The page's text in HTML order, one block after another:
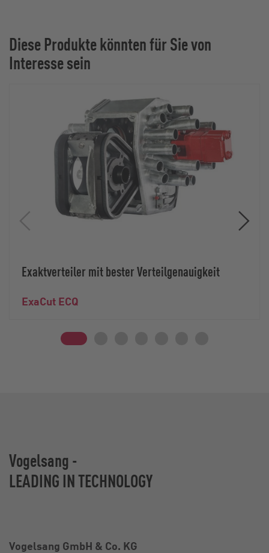
Diese Produkte könnten für Sie von
Interesse sein
Exaktverteiler mit bester Verteilgenauigkeit
ExaCut ECQ
Vogelsang -
LEADING IN TECHNOLOGY
Vogelsang GmbH & Co. KG